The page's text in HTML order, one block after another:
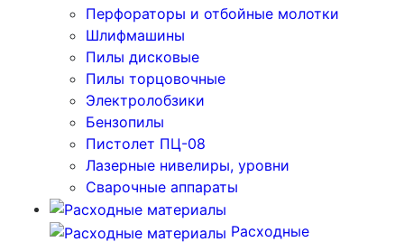
Перфораторы и отбойные молотки
Шлифмашины
Пилы дисковые
Пилы торцовочные
Электролобзики
Бензопилы
Пистолет ПЦ-08
Лазерные нивелиры, уровни
Сварочные аппараты
Расходные